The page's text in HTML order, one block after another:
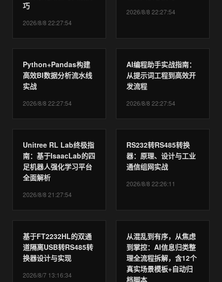
巧
2026/8/8 22:27:54
2026/8/8 22:27:54
Python+Pandas构建
高效BI数据分析流水线
实战
2026/8/8 22:27:54
AI编程助手实战指南：
从提示词工程到高效开
发流程
2026/8/8 22:27:54
Unitree RL Lab终极指
南：基于IsaacLab的四
足机器人强化学习平台
全面解析
2026/8/8 21:27:54
RS232转RS485转换
器：原理、设计与工业
通信组网实战
2026/8/8 22:26:11
基于FT2232HL的双通
道隔离USB转RS485转
换器设计与实现
2026/8/7 13:16:34
从混乱到有序，从焦虑
到掌控：AI信息归类整
理全流程拆解，含12个
真实场景模板+自动归
档脚本